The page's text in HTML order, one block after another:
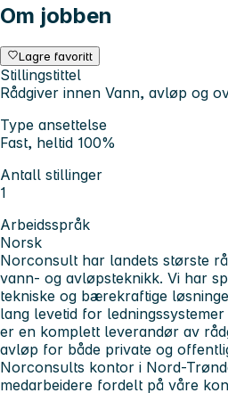
Om jobben
Lagre favoritt
Stillingstittel
Rådgiver innen Vann, avløp og
Type ansettelse
Fast, heltid 100%
Antall stillinger
1
Arbeidsspråk
Norsk
Norconsult har landets største
vann- og avløpsteknikk. Vi har
tekniske og bærekraftige
lang levetid for
er en komplett leverandør av
avløp for både private og
Norconsults kontor i Nord-
medarbeidere fordelt på våre